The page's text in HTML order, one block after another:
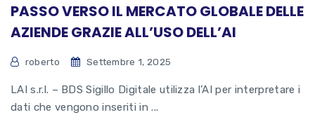
PASSO VERSO IL MERCATO GLOBALE DELLE
AZIENDE GRAZIE ALL’USO DELL’AI
roberto Settembre 1, 2025
LAI s.r.l. – BDS Sigillo Digitale utilizza l’AI per interpretare i
dati che vengono inseriti in ...